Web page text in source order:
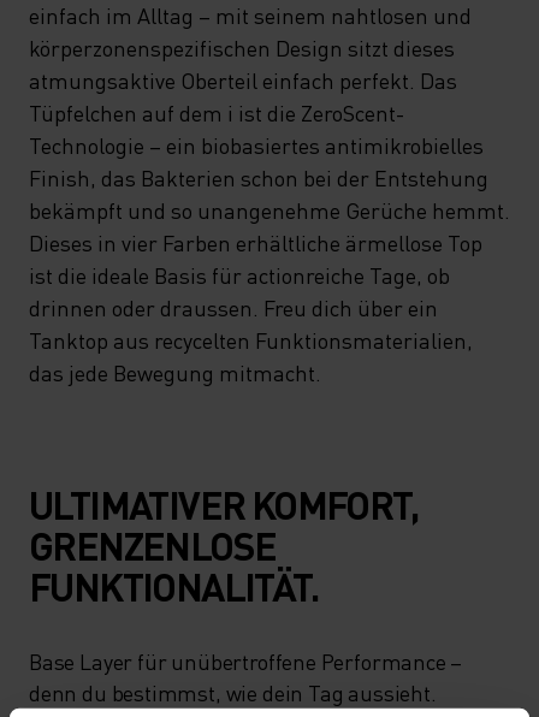
einfach im Alltag – mit seinem nahtlosen und
körperzonenspezifischen Design sitzt dieses
atmungsaktive Oberteil einfach perfekt. Das
Tüpfelchen auf dem i ist die ZeroScent-
Technologie – ein biobasiertes antimikrobielles
Finish, das Bakterien schon bei der Entstehung
bekämpft und so unangenehme Gerüche hemmt.
Dieses in vier Farben erhältliche ärmellose Top
ist die ideale Basis für actionreiche Tage, ob
drinnen oder draussen. Freu dich über ein
Tanktop aus recycelten Funktionsmaterialien,
das jede Bewegung mitmacht.
ULTIMATIVER KOMFORT,
GRENZENLOSE
FUNKTIONALITÄT.
Base Layer für unübertroffene Performance –
denn du bestimmst, wie dein Tag aussieht.